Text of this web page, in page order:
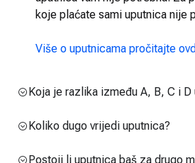
koje plaćate sami uputnica nije
Više o uputnicama pročitajte
Koja je razlika između A, B, C i D
Koliko dugo vrijedi uputnica?
Postoji li uputnica baš za drugo